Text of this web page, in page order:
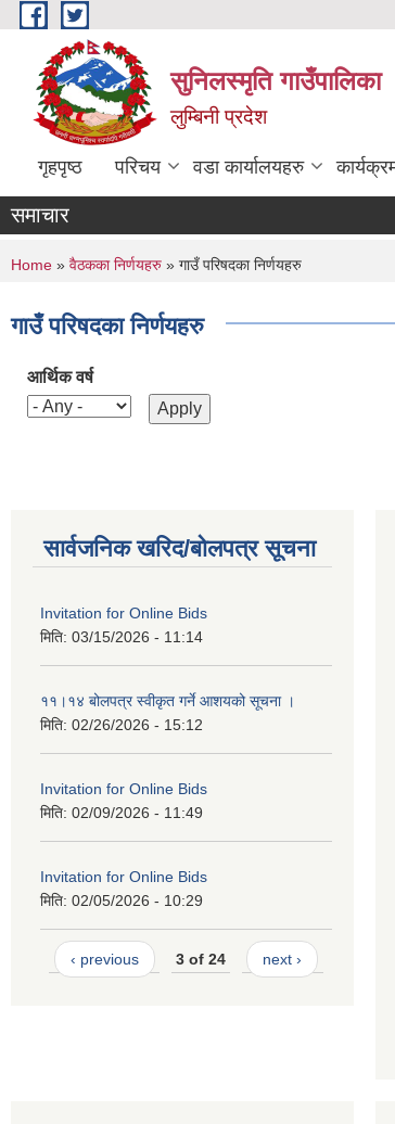
Skip to main content
सुनिलस्मृति गाउँपालिका
लुम्बिनी प्रदेश
गृहपृष्ठ परिचय वडा कार्यालयहरु
समाचार
You are here
Home » वैठकका निर्णयहरु » गाउँ परिषदका निर्णयहरु
गाउँ परिषदका निर्णयहरु
आर्थिक वर्ष
सार्वजनिक खरिद/बोलपत्र सूचना
Invitation for Online Bids
मिति: 03/15/2026 - 11:14
११।१४ बोलपत्र स्वीकृत गर्ने आशयको सूचना ।
मिति: 02/26/2026 - 15:12
Invitation for Online Bids
मिति: 02/09/2026 - 11:49
Invitation for Online Bids
मिति: 02/05/2026 - 10:29
‹ previous 3 of 24 next ›